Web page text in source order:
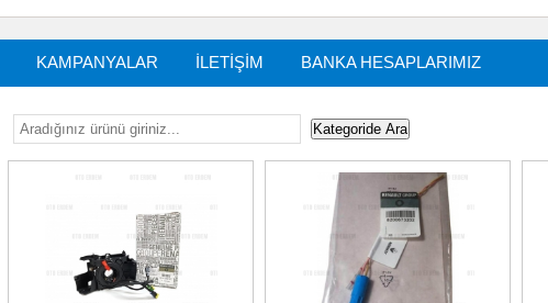
KAMPANYALAR İLETİŞİM BANKA HESAPLARIMIZ